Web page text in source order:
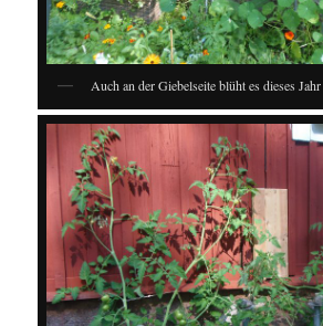
Auch an der Giebelseite blüht es dieses